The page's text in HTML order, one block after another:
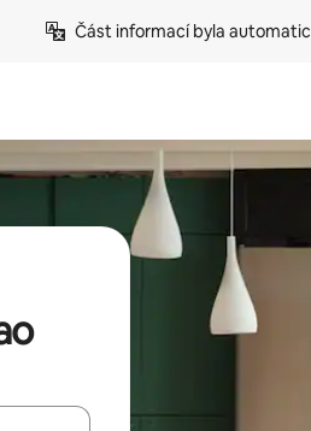
Část informací byla